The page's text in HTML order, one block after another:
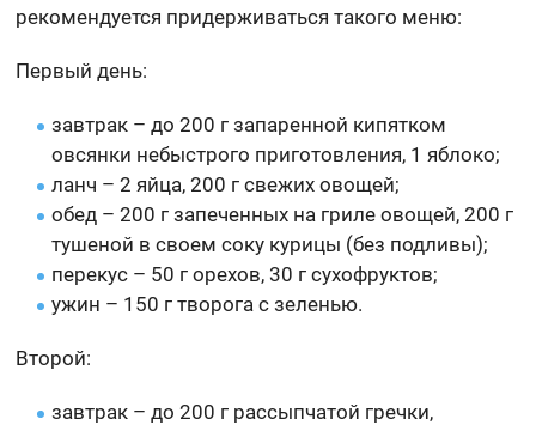
рекомендуется придерживаться такого меню:
Первый день:
завтрак – до 200 г запаренной кипятком
овсянки небыстрого приготовления, 1 яблоко;
ланч – 2 яйца, 200 г свежих овощей;
обед – 200 г запеченных на гриле овощей, 200 г
тушеной в своем соку курицы (без подливы);
перекус – 50 г орехов, 30 г сухофруктов;
ужин – 150 г творога с зеленью.
Второй:
завтрак – до 200 г рассыпчатой гречки,